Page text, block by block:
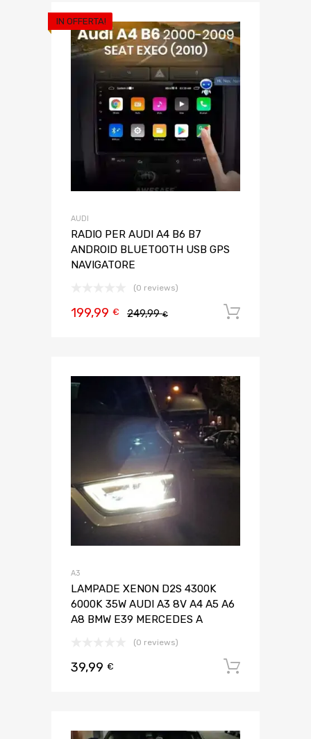
IN OFFERTA!
AUDI
RADIO PER AUDI A4 B6 B7
ANDROID BLUETOOTH USB GPS
NAVIGATORE
(0 reviews)
249,99€
199,99 €
A3
LAMPADE XENON D2S 4300K
6000K 35W AUDI A3 8V A4 A5 A6
A8 BMW E39 MERCEDES A
(0 reviews)
39,99 €